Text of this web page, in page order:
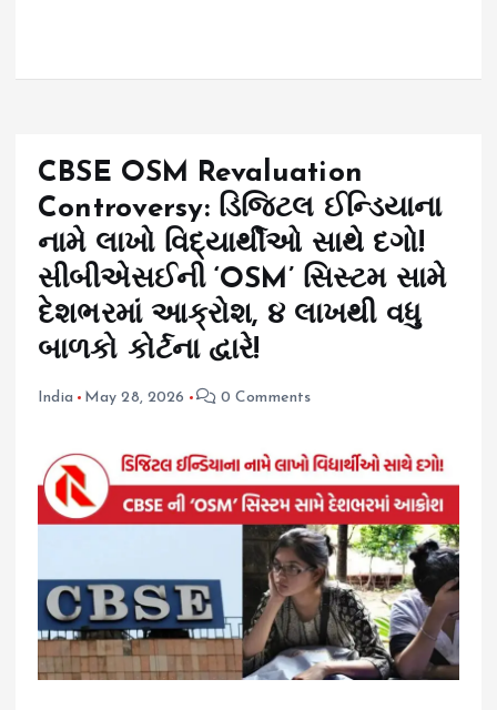
CBSE OSM Revaluation
Controversy: ડિજિટલ ઈન્ડિયાના
નામે લાખો વિદ્યાર્થીઓ સાથે દગો!
સીબીએસઈની ‘OSM’ સિસ્ટમ સામે
દેશભરમાં આક્રોશ, ૪ લાખથી વધુ
બાળકો કોર્ટના દ્વારે!
India May 28, 2026 0 Comments